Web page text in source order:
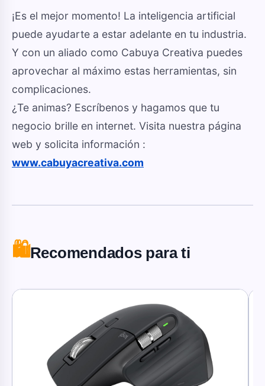
¡Es el mejor momento! La inteligencia artificial
puede ayudarte a estar adelante en tu industria.
Y con un aliado como Cabuya Creativa puedes
aprovechar al máximo estas herramientas, sin
complicaciones.
¿Te animas? Escríbenos y hagamos que tu
negocio brille en internet. Visita nuestra página
web y solicita información :
www.cabuyacreativa.com
🛍️Recomendados para ti